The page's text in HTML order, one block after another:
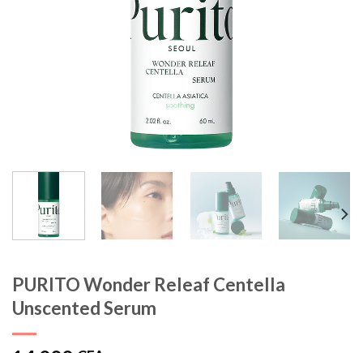
PURITO Wonder Releaf Centella
Unscented Serum